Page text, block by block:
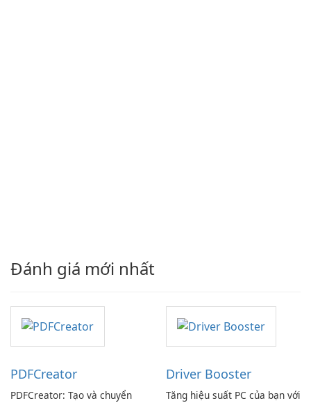
Đánh giá mới nhất
PDFCreator
PDFCreator: Tạo và chuyển
Driver Booster
Tăng hiệu suất PC của bạn với